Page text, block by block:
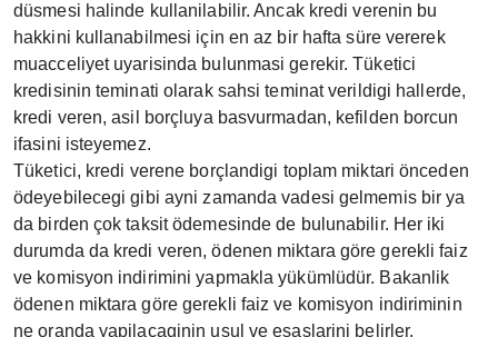
düsmesi halinde kullanilabilir. Ancak kredi verenin bu
hakkini kullanabilmesi için en az bir hafta süre vererek
muacceliyet uyarisinda bulunmasi gerekir. Tüketici
kredisinin teminati olarak sahsi teminat verildigi hallerde,
kredi veren, asil borçluya basvurmadan, kefilden borcun
ifasini isteyemez.
Tüketici, kredi verene borçlandigi toplam miktari önceden
ödeyebilecegi gibi ayni zamanda vadesi gelmemis bir ya
da birden çok taksit ödemesinde de bulunabilir. Her iki
durumda da kredi veren, ödenen miktara göre gerekli faiz
ve komisyon indirimini yapmakla yükümlüdür. Bakanlik
ödenen miktara göre gerekli faiz ve komisyon indiriminin
ne oranda yapilacaginin usul ve esaslarini belirler.